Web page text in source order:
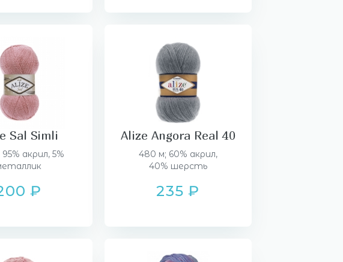
Sal Simli
акрил, 5%
₽
Alize Angora Real 40
480 м; 60% акрил,
40% шерсть
235 ₽